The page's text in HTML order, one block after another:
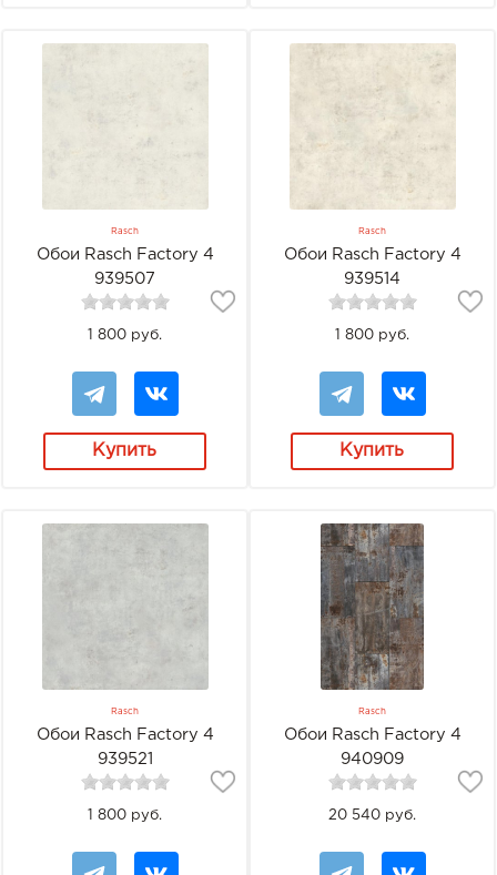
Rasch
Обои Rasch Factory 4
939507
1 800 руб.
Купить
Rasch
Обои Rasch Factory 4
939514
1 800 руб.
Купить
Rasch
Обои Rasch Factory 4
939521
1 800 руб.
Rasch
Обои Rasch Factory 4
940909
20 540 руб.